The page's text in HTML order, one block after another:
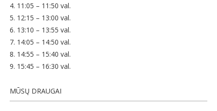
4. 11:05 – 11:50 val.
5. 12:15 – 13:00 val.
6. 13:10 – 13:55 val.
7. 14:05 – 14:50 val.
8. 14:55 – 15:40 val.
9. 15:45 – 16:30 val.
MŪSŲ DRAUGAI